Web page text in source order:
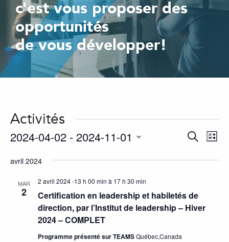
c'est vous proposer des
opportunités
de vous développer!
Activités
Recherche
Liste
2024-04-02 - 2024-11-01
la
avril 2024
MAR
2
Certification en leadership et habiletés de
direction, par l’Institut de leadership – Hiver
2024 – COMPLET
2 avril 2024 -13 h 00 min à 17 h 30 min
Programme présenté sur TEAMSQuébec,Canada